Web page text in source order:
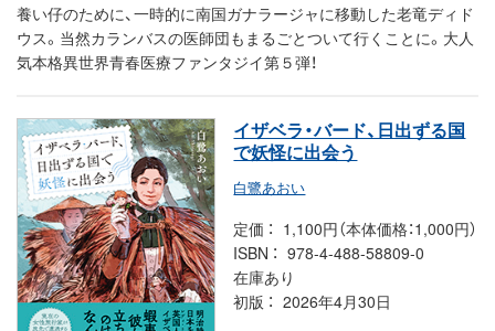
養い仔のために、一時的に南国ガナラージャに移動した老竜ディド
ウス。当然カランバスの医師団もまるごとついて行くことに。大人
気本格異世界青春医療ファンタジイ第５弾！
イザベラ・バード、日出ずる国
で妖怪に出会う
白鷺あおい
定価
1,100円（本体価格：1,000円）
ISBN
978-4-488-58809-0
在庫あり
初版
2026年4月30日